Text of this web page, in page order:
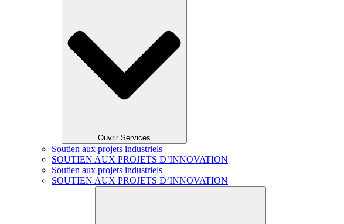
Ouvrir Services
Soutien aux projets industriels
SOUTIEN AUX PROJETS D’INNOVATION
Soutien aux projets industriels
SOUTIEN AUX PROJETS D’INNOVATION